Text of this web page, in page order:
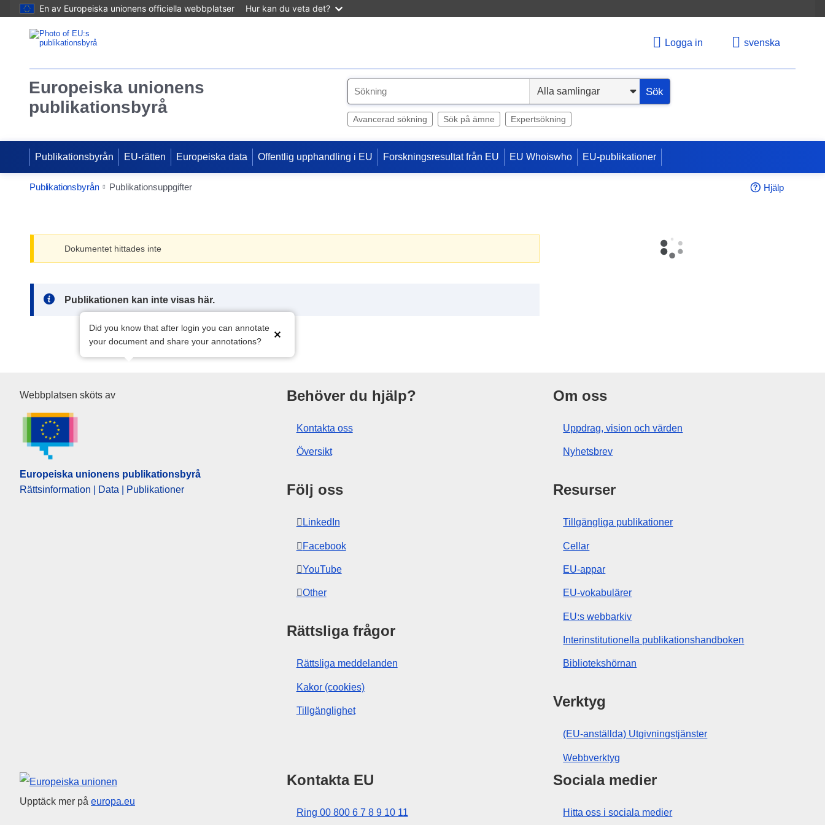
En av Europeiska unionens officiella webbplatser Hur kan du veta det?
Logga in svenska
Europeiska unionens
publikationsbyrå
e
Sök
Avancerad sökning Sök på ämne Expertsökning
Publikationsbyrån EU-rätten Europeiska data Offentlig upphandling i EU Forskningsresultat från EU EU Whoiswho EU-publikationer
Publikationsbyrån Publikationsuppgifter Hjälp
Dokumentet hittades inte
Note:
Publikationen kan inte visas här.
Did you know that after login you can annotate
your document and share your annotations?
Europeiska unionens publikationsbyrå
Webbplatsen sköts av
Europeiska unionens publikationsbyrå
Rättsinformation | Data | Publikationer
Behöver du hjälp?
Kontakta oss
Översikt
Följ oss
LinkedIn
Facebook
YouTube
Other
Rättsliga frågor
Rättsliga meddelanden
Kakor (cookies)
Tillgänglighet
Om oss
Uppdrag, vision och värden
Nyhetsbrev
Resurser
Tillgängliga publikationer
Cellar
EU-appar
EU-vokabulärer
EU:s webbarkiv
Interinstitutionella publikationshandboken
Bibliotekshörnan
Verktyg
(EU-anställda) Utgivningstjänster
Webbverktyg
Europeiska unionen
Upptäck mer på europa.eu
Kontakta EU
Ring 00 800 6 7 8 9 10 11
Sociala medier
Hitta oss i sociala medier